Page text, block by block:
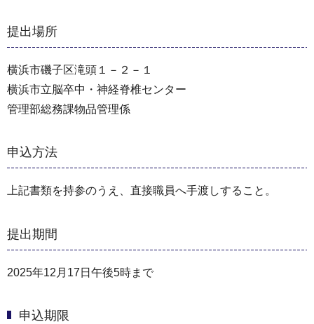
提出場所
横浜市磯子区滝頭１－２－１
横浜市立脳卒中・神経脊椎センター
管理部総務課物品管理係
申込方法
上記書類を持参のうえ、直接職員へ手渡しすること。
提出期間
2025年12月17日午後5時まで
申込期限